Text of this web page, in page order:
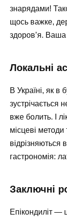
знарядами!
щось важке,
здоров’я.
Локальні
В Україні, як в
зустрічається
вже болить. І
місцеві методи
відрізняються
гастрономія:
Заключні
Епікондиліт —